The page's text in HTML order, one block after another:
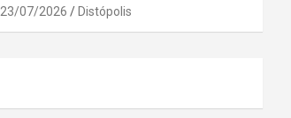
23/07/2026 Distópolis